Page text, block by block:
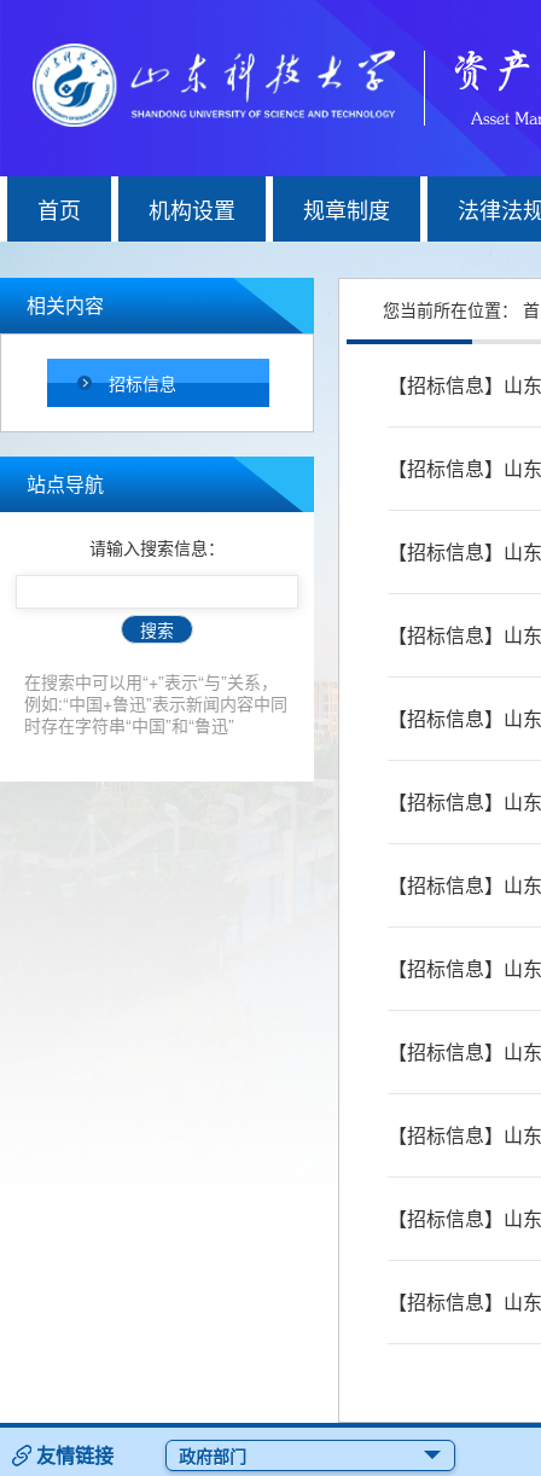
首页 机构设置 规章制度 法律法
相关内容
招标信息
站点导航
请输入搜索信息：
搜索
在搜索中可以用“+”表示“与”关系，
例如:“中国+鲁迅”表示新闻内容中同
时存在字符串“中国”和“鲁迅”
您当前所在位置：
【招标信息】山
【招标信息】山
【招标信息】山
【招标信息】山
【招标信息】山
【招标信息】山
【招标信息】山
【招标信息】山
【招标信息】山
【招标信息】山
友情链接 政府部门